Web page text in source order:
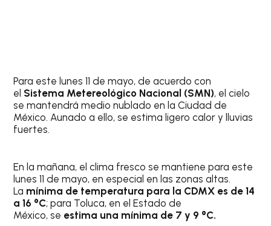
Para este lunes 11 de mayo, de acuerdo con
el Sistema Metereológico Nacional (SMN), el cielo
se mantendrá medio nublado en la Ciudad de
México. Aunado a ello, se estima ligero calor y lluvias
fuertes.
En la mañana, el clima fresco se mantiene para este
lunes 11 de mayo, en especial en las zonas altas.
La mínima de temperatura para la CDMX es de 14
a 16 °C; para Toluca, en el Estado de
México, se estima una mínima de 7 y 9 °C.